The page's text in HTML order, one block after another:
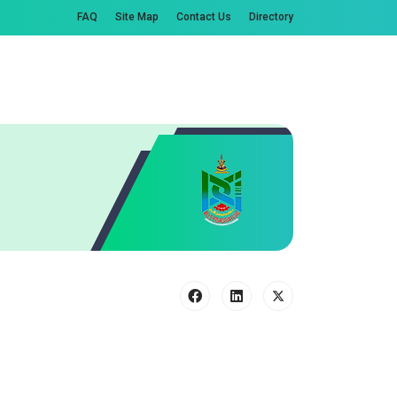
FAQ Site Map Contact Us Directory